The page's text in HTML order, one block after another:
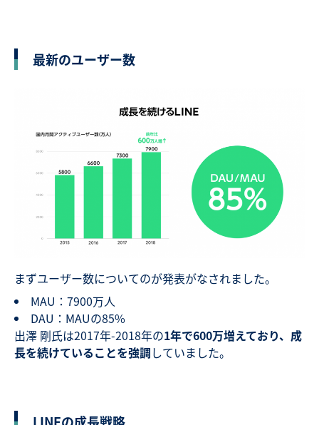
最新のユーザー数
まずユーザー数についてのが発表がなされました。
MAU：7900万人
DAU：MAUの85%
出澤 剛氏は2017年-2018年の1年で600万増えており、成
長を続けていることを強調していました。